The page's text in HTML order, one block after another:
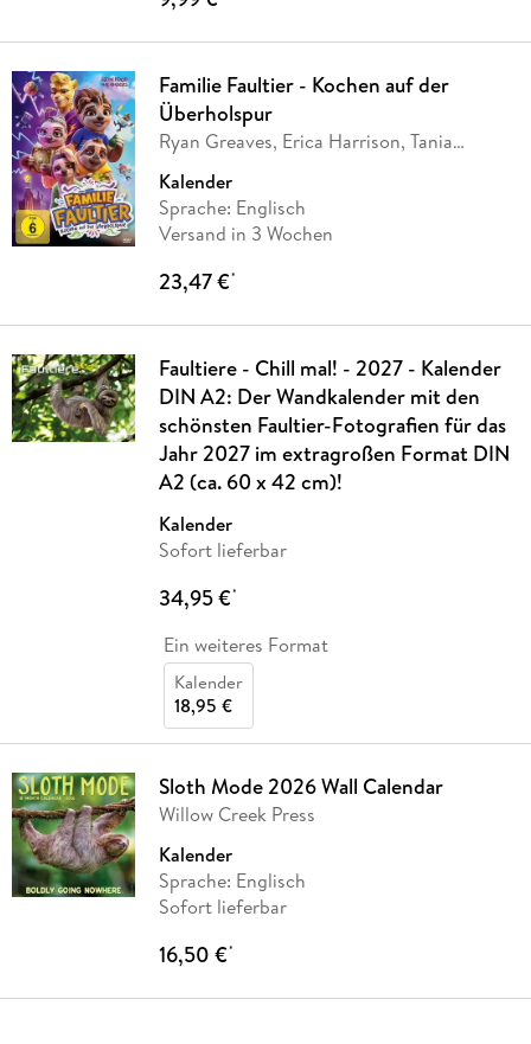
Familie Faultier - Kochen auf der
Überholspur
Ryan Greaves, Erica Harrison, Tania
Kalender
Sprache: Englisch
Versand in 3 Wochen
23,47 €*
Faultiere - Chill mal! - 2027 - Kalender
DIN A2: Der Wandkalender mit den
schönsten Faultier-Fotografien für das
Jahr 2027 im extragroßen Format DIN
A2 (ca. 60 x 42 cm)!
Kalender
Sofort lieferbar
34,95 €*
Ein weiteres Format
Kalender
18,95 €
Sloth Mode 2026 Wall Calendar
Willow Creek Press
Kalender
Sprache: Englisch
Sofort lieferbar
16,50 €*